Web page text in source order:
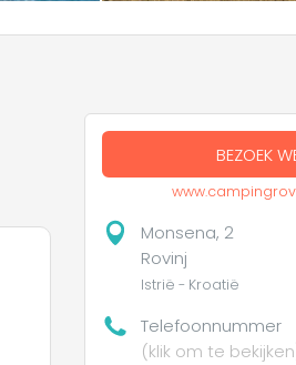
BEZOEK
Monsena, 2
Rovinj
Istrië - Kroatië
Telefoonnummer
(klik om te